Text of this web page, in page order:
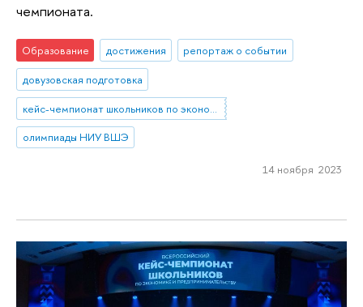
чемпионата.
Образование достижения
репортаж о событии
довузовская подготовка
кейс-чемпионат школьников по экономике и предпринимательству
олимпиады НИУ ВШЭ
14 ноября 2023